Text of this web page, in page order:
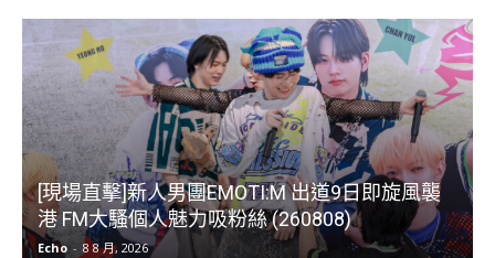
[現場直擊]新人男團EMOTI:M 出道9日即旋風襲
港 FM大騷個人魅力吸粉絲 (260808)
Echo - 8 8 月, 2026